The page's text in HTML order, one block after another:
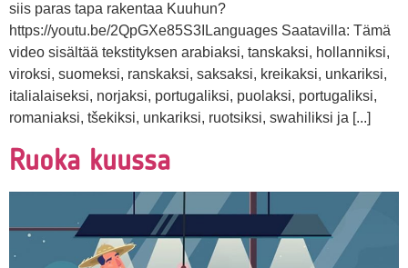
siis paras tapa rakentaa Kuuhun?
https://youtu.be/2QpGXe85S3ILanguages Saatavilla: Tämä
video sisältää tekstityksen arabiaksi, tanskaksi, hollanniksi,
viroksi, suomeksi, ranskaksi, saksaksi, kreikaksi, unkariksi,
italialaiseksi, norjaksi, portugaliksi, puolaksi, portugaliksi,
romaniaksi, tšekiksi, unkariksi, ruotsiksi, swahiliksi ja [...]
Ruoka kuussa